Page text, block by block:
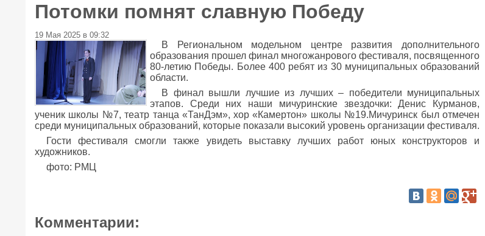
Потомки помнят славную Победу
19 Мая 2025 в 09:32
В Региональном модельном центре развития дополнительного
образования прошел финал многожанрового фестиваля, посвященного
80-летию Победы. Более 400 ребят из 30 муниципальных образований
области.
В финал вышли лучшие из лучших – победители муниципальных
этапов. Среди них наши мичуринские звездочки: Денис Курманов,
ученик школы №7, театр танца «ТанДэм», хор «Камертон» школы №19.Мичуринск был отмечен
среди муниципальных образований, которые показали высокий уровень организации фестиваля.
Гости фестиваля смогли также увидеть выставку лучших работ юных конструкторов и
художников.
фото: РМЦ
Комментарии: